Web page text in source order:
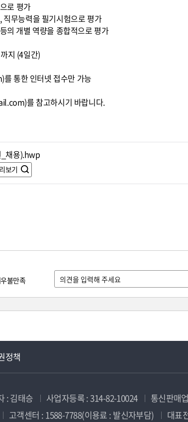
로 평가
무능력을 필기시험으로 평가
의 개별 역량을 종합적으로 평가
지 (4일간)
통한 인터넷 접수만 가능
를 참고하시기 바랍니다.
_채용).hwp
보기
불만족
정책
: 김태승 사업자등록 : 314-82-10024
통신판매
고객센터 : 1588-7788(이용료 : 발신자부담) 대표